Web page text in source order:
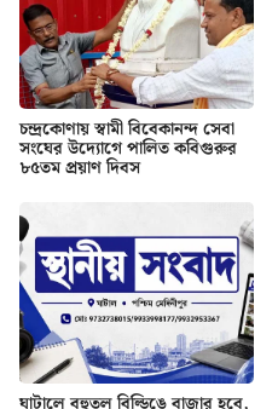
চন্দ্রকোণায় স্বামী বিবেকানন্দ সেবা
সংঘের উদ্যোগে পালিত কবিগুরুর
৮৫তম প্রয়াণ দিবস